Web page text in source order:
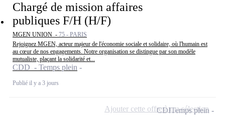
Chargé de mission affaires
publiques F/H (H/F)
MGEN UNION - 75 - PARIS
Rejoignez MGEN, acteur majeur de l'économie sociale et solidaire, où l'humain est
au cœur de nos engagements. Notre organisation se distingue par son modèle
mutualiste, plaçant la solidarité et...
CDD - Temps plein
Publié il y a 3 jours
CDITemps plein
Ajouter cette offre à ma sélection